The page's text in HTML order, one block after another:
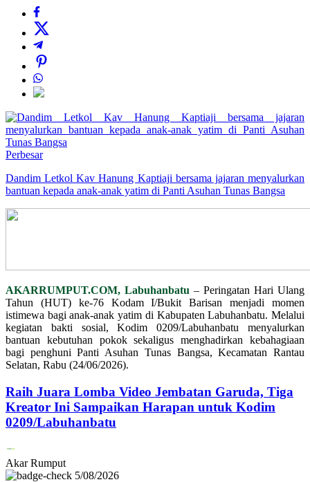
Perbesar
Dandim Letkol Kav Hanung Kaptiaji bersama jajaran menyalurkan
bantuan kepada anak-anak yatim di Panti Asuhan Tunas Bangsa
AKARRUMPUT.COM, Labuhanbatu – Peringatan Hari Ulang
Tahun (HUT) ke-76 Kodam I/Bukit Barisan menjadi momen
istimewa bagi anak-anak yatim di Kabupaten Labuhanbatu. Melalui
kegiatan bakti sosial, Kodim 0209/Labuhanbatu menyalurkan
bantuan kebutuhan pokok sekaligus menghadirkan kebahagiaan
bagi penghuni Panti Asuhan Tunas Bangsa, Kecamatan Rantau
Selatan, Rabu (24/06/2026).
Raih Juara Lomba Video Jembatan Garuda, Tiga
Kreator Ini Sampaikan Harapan untuk Kodim
0209/Labuhanbatu
Akar Rumput
5/08/2026